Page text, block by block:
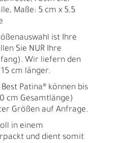
Maße: 5 cm x 5,5
ist Ihre
Sie NUR Ihre
Wir liefern den
cm länger.
Best Patina® können bis
cm Gesamtlänge)
Größen auf Anfrage.
in einem
und dient somit